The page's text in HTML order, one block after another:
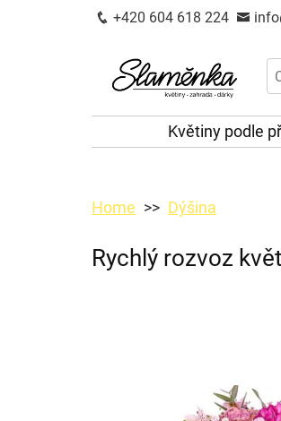
+420 604 618 224
Květiny podle
Home Dýšina
Rychlý rozvoz